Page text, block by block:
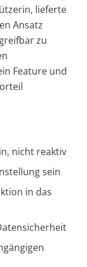
lieferte
Ansatz
zu
Feature und
nicht reaktiv
sein
in das